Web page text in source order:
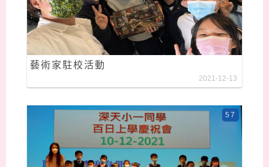
藝術家駐校活動
2021-12-13
57